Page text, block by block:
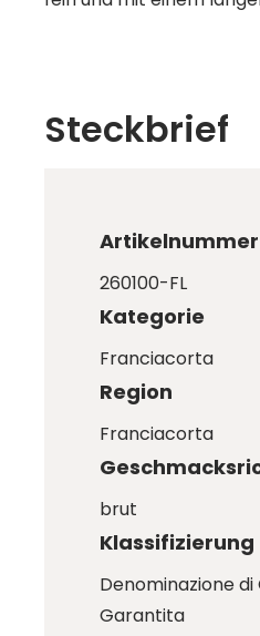
Steckbrief
Artikelnummer
260100-FL
Kategorie
Franciacorta
Region
Franciacorta
brut
Klassifizierung
Denominazione
Garantita